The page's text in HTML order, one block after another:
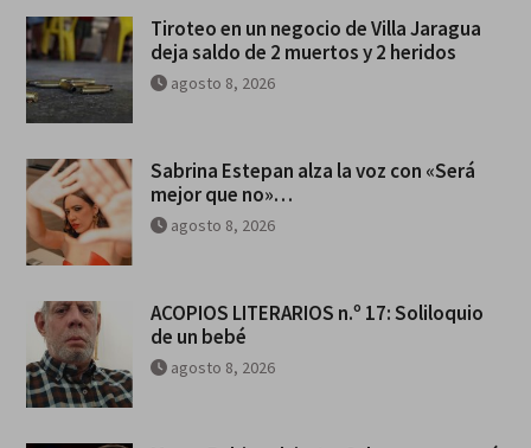
Tiroteo en un negocio de Villa Jaragua
deja saldo de 2 muertos y 2 heridos
agosto 8, 2026
Sabrina Estepan alza la voz con «Será
mejor que no»…
agosto 8, 2026
ACOPIOS LITERARIOS n.º 17: Soliloquio
de un bebé
agosto 8, 2026